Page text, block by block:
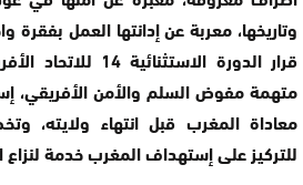
قرار الدورة
متهمة مفوض السلم والأمن الأفريقي،
معاداة المغرب قبل انتهاء ولايته،
للتركيز على إستهداف المغرب خدمة